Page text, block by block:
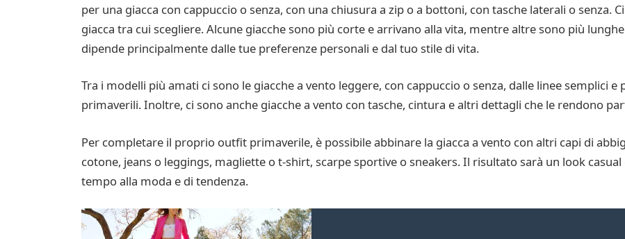
per una giacca con cappuccio o senza, con una chiusura a zip o a bottoni, con tasche laterali o senza.
giacca tra cui scegliere. Alcune giacche sono più corte e arrivano alla vita, mentre altre sono più
dipende principalmente dalle tue preferenze personali e dal tuo stile di vita.
Tra i modelli più amati ci sono le giacche a vento leggere, con cappuccio o senza, dalle linee semplici
primaverili. Inoltre, ci sono anche giacche a vento con tasche, cintura e altri dettagli che le rendono
Per completare il proprio outfit primaverile, è possibile abbinare la giacca a vento con altri capi di
cotone, jeans o leggings, magliette o t-shirt, scarpe sportive o sneakers. Il risultato sarà un look
tempo alla moda e di tendenza.